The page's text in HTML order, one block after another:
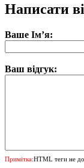
Написати
Ваше Ім’я:
Ваш відгук:
Примітка:HTML теги не